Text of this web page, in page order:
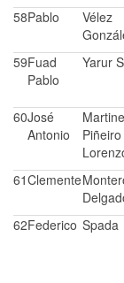
58Pablo
Vélez
59Fuad
Pablo
Yarur
60José
Antonio
Piñeiro
61Clemente
62Federico Spada